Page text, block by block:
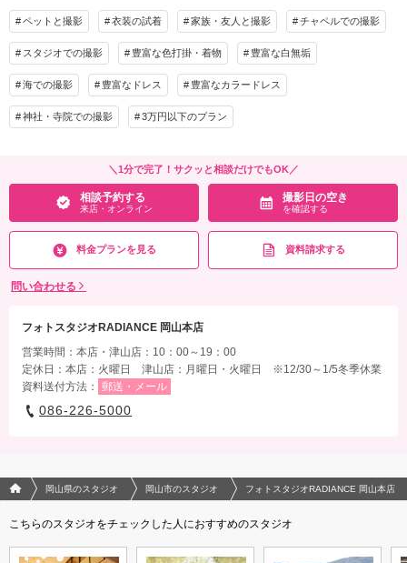
ペットと撮影 衣装の試着 家族・友人と撮影 チャペルでの撮影
スタジオでの撮影 豊富な色打掛・着物 豊富な白無垢
海での撮影 豊富なドレス 豊富なカラードレス
神社・寺院での撮影 3万円以下のプラン
＼1分で完了！サクッと相談だけでもOK／
相談予約する
来店・オンライン
撮影日の空き
を確認する
料金プランを見る 資料請求する
問い合わせる
フォトスタジオRADIANCE 岡山本店
営業時間：本店・津山店：10：00～19：00
定休日：本店：火曜日 津山店：月曜日・火曜日 ※12/30～1/5冬季休業
資料送付方法：
郵送・メール
086-226-5000
フォトウエディング/結婚写真のPhotorait ホーム
岡山県のスタジオ 岡山市のスタジオ フォトスタジオRADIANCE 岡山本店
こちらのスタジオをチェックした人におすすめのスタジオ